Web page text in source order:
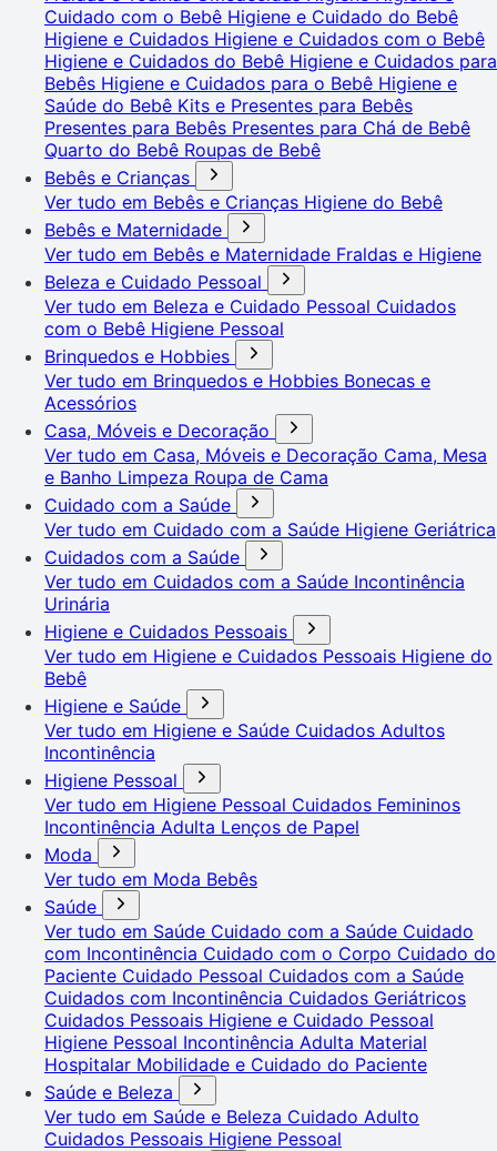
Cuidado com o Bebê Higiene e Cuidado do Bebê
Higiene e Cuidados Higiene e Cuidados com o Bebê
Higiene e Cuidados do Bebê Higiene e Cuidados para
Bebês Higiene e Cuidados para o Bebê Higiene e
Saúde do Bebê Kits e Presentes para Bebês
Presentes para Bebês Presentes para Chá de Bebê
Quarto do Bebê Roupas de Bebê
Bebês e Crianças
Ver tudo em Bebês e Crianças Higiene do Bebê
Bebês e Maternidade
Ver tudo em Bebês e Maternidade Fraldas e Higiene
Beleza e Cuidado Pessoal
Ver tudo em Beleza e Cuidado Pessoal Cuidados
com o Bebê Higiene Pessoal
Brinquedos e Hobbies
Ver tudo em Brinquedos e Hobbies Bonecas e
Acessórios
Casa, Móveis e Decoração
Ver tudo em Casa, Móveis e Decoração Cama, Mesa
e Banho Limpeza Roupa de Cama
Cuidado com a Saúde
Ver tudo em Cuidado com a Saúde Higiene Geriátrica
Cuidados com a Saúde
Ver tudo em Cuidados com a Saúde Incontinência
Urinária
Higiene e Cuidados Pessoais
Ver tudo em Higiene e Cuidados Pessoais Higiene do
Bebê
Higiene e Saúde
Ver tudo em Higiene e Saúde Cuidados Adultos
Incontinência
Higiene Pessoal
Ver tudo em Higiene Pessoal Cuidados Femininos
Incontinência Adulta Lenços de Papel
Moda
Ver tudo em Moda Bebês
Saúde
Ver tudo em Saúde Cuidado com a Saúde Cuidado
com Incontinência Cuidado com o Corpo Cuidado do
Paciente Cuidado Pessoal Cuidados com a Saúde
Cuidados com Incontinência Cuidados Geriátricos
Cuidados Pessoais Higiene e Cuidado Pessoal
Higiene Pessoal Incontinência Adulta Material
Hospitalar Mobilidade e Cuidado do Paciente
Saúde e Beleza
Ver tudo em Saúde e Beleza Cuidado Adulto
Cuidados Pessoais Higiene Pessoal